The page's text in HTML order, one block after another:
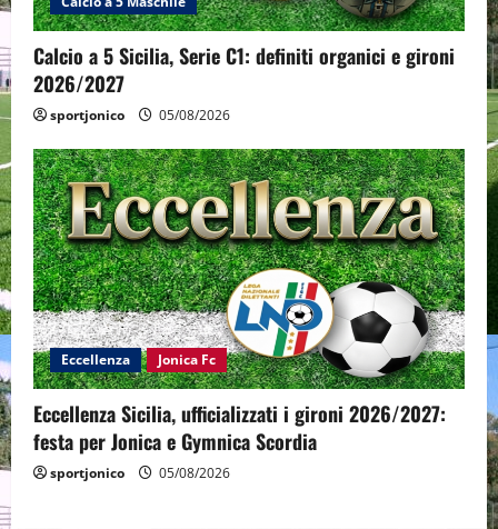
Calcio a 5 Sicilia, Serie C1: definiti organici e gironi
2026/2027
sportjonico 05/08/2026
Eccellenza Jonica Fc
Eccellenza Sicilia, ufficializzati i gironi 2026/2027:
festa per Jonica e Gymnica Scordia
sportjonico 05/08/2026